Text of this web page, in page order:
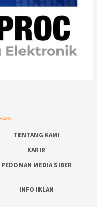
TENTANG KAMI
KARIR
PEDOMAN MEDIA SIBER
INFO IKLAN